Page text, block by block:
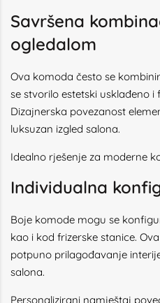
Savršena
ogledalom
Ova komoda često se
se stvorilo estetski usklađeno
Dizajnerska povezanost
luksuzan izgled salona.
Idealno rješenje za moderne
Individualna
Boje komode mogu se
kao i kod frizerske stanice.
potpuno prilagođavanje
salona.
Personalizirani namještaj